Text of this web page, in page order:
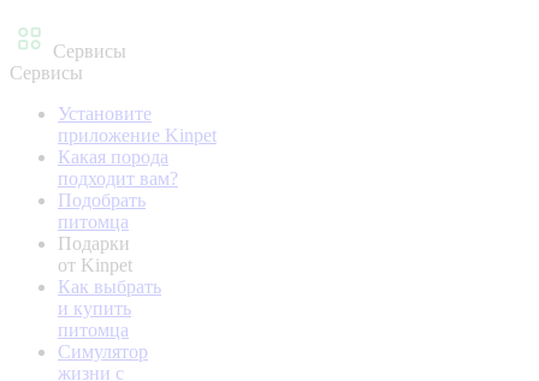
Сервисы
Сервисы
Установите
приложение Kinpet
Какая порода
подходит вам?
Подобрать
питомца
Подарки
от Kinpet
Как выбрать
и купить
питомца
Симулятор
жизни с